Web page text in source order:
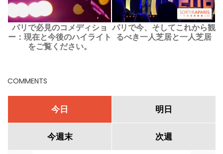
パリで必見のコメディショ
ー：現在と今後のハイライト
をご覧ください。
パリで今、そしてこれから観
るべき一人芝居と一人芝居
COMMENTS
今日 明日
今週末 次週